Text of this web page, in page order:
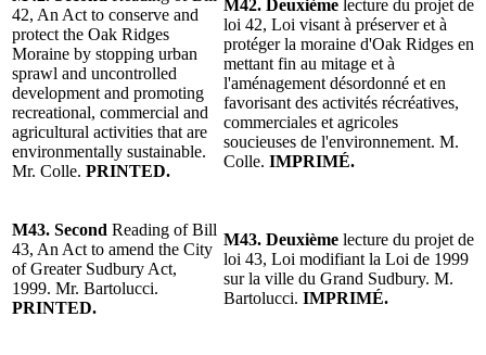
42, An Act to conserve and
protect the Oak Ridges
Moraine by stopping urban
sprawl and uncontrolled
development and promoting
recreational, commercial and
agricultural activities that are
environmentally sustainable.
Mr. Colle. PRINTED.
M42. Deuxième lecture du projet de
loi 42, Loi visant à préserver et à
protéger la moraine d'Oak Ridges en
mettant fin au mitage et à
l'aménagement désordonné et en
favorisant des activités récréatives,
commerciales et agricoles
soucieuses de l'environnement. M.
Colle. IMPRIMÉ.
M43. Second Reading of Bill
43, An Act to amend the City
of Greater Sudbury Act,
1999. Mr. Bartolucci.
PRINTED.
M43. Deuxième lecture du projet de
loi 43, Loi modifiant la Loi de 1999
sur la ville du Grand Sudbury. M.
Bartolucci. IMPRIMÉ.